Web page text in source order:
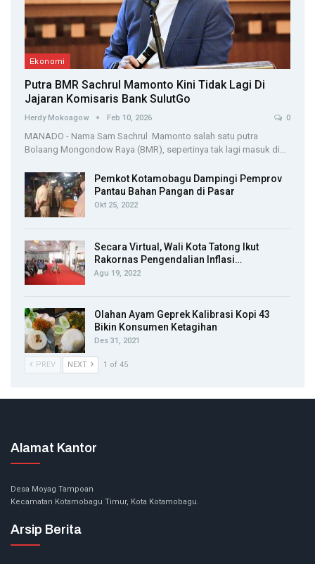
Ekonomi
Putra BMR Sachrul Mamonto Kini Tidak Lagi Di
Jajaran Komisaris Bank SulutGo
Herdy Mokoagow Feb 10, 2026 0
MANADO - Nama Sam Sachrul Mamonto salah satu putra
Bolaang Mongondow Raya (BMR), sepertinya tak lagi masuk di…
Pemkot Kotamobagu Dampingi Pemprov
Pantau Bahan Pangan di Pasar
Okt 25, 2022
Secara Virtual, Wali Kota Tatong Ikut
Rakornas Pengendalian Inflasi…
Agu 19, 2022
Olahan Ayam Geprek Kalibrasi Kopi 43
Bikin Konsumen Ketagihan
Des 31, 2021
PREV NEXT 1 of 45
Alamat Kantor
Desa Moyag Tampoan
Kecamatan Kotamobagu Timur, Kota Kotamobagu.
Arsip Berita